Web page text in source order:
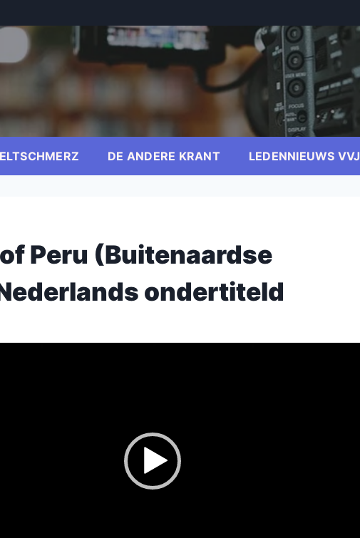
DE ANDERE KRANT LEDENNIEUWS VVJ
Peru (Buitenaardse
ondertiteld